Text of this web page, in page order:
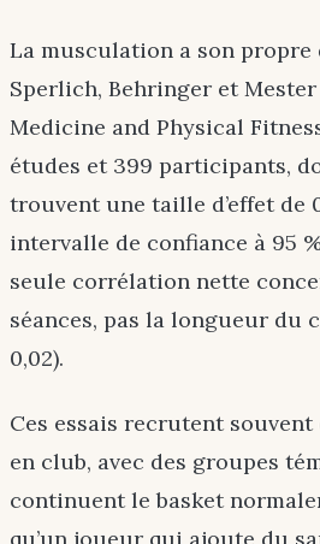
La musculation a son propre
Sperlich, Behringer et
Medicine and Physical
études et 399 participants,
trouvent une taille d’effet de
intervalle de confiance à 95 %
seule corrélation nette
séances, pas la longueur du
0,02).
Ces essais recrutent
en club, avec des groupes
continuent le basket
qu’un joueur qui ajoute du